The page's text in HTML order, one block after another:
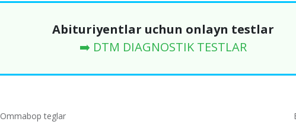
Abituriyentlar uchun onlayn testlar
➡️ DTM DIAGNOSTIK TESTLAR
Ommabop teglar